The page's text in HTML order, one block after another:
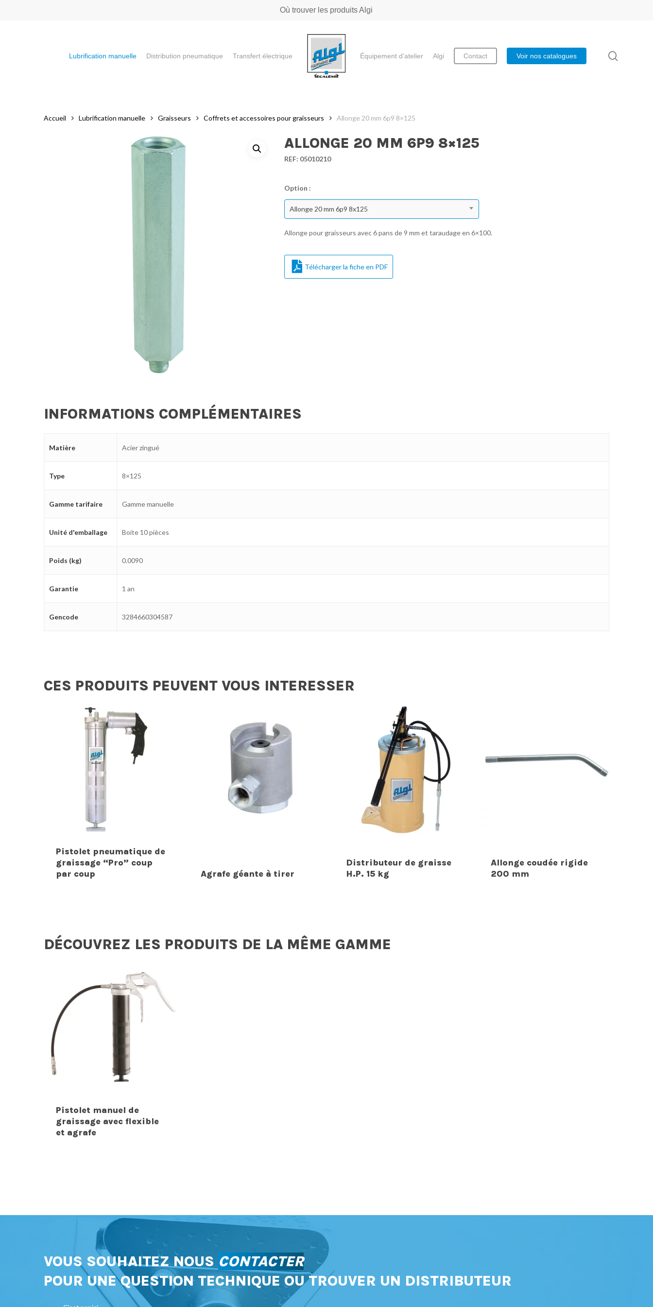
Où trouver les produits Algi
Lubrification manuelle Distribution pneumatique Transfert électrique Équipement d’atelier Algi Contact Voir nos catalogues
Accueil Lubrification manuelle Graisseurs Coffrets et accessoires pour graisseurs Allonge 20 mm 6p9 8×125
ALLONGE 20 MM 6P9 8×125
REF: 05010210
Option :
Allonge 20 mm 6p9 8x125
Allonge pour graisseurs avec 6 pans de 9 mm et taraudage en 6×100.
Télécharger la fiche en PDF
INFORMATIONS COMPLÉMENTAIRES
Matière Acier zingué
Type 8×125
Gamme tarifaire Gamme manuelle
Unité d'emballage Boite 10 pièces
Poids (kg) 0.0090
Garantie 1 an
Gencode 3284660304587
CES PRODUITS PEUVENT VOUS INTERESSER
Pistolet pneumatique de
graissage “Pro” coup
par coup
Agrafe géante à tirer
Distributeur de graisse
H.P. 15 kg
Allonge coudée rigide
200 mm
DÉCOUVREZ LES PRODUITS DE LA MÊME GAMME
Pistolet manuel de
graissage avec flexible
et agrafe
VOUS SOUHAITEZ NOUS CONTACTER
POUR UNE QUESTION TECHNIQUE OU TROUVER UN DISTRIBUTEUR